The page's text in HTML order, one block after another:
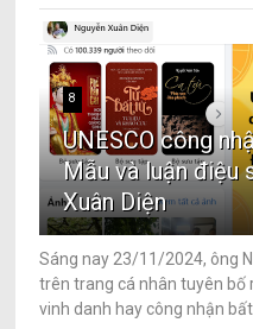
8
UNESCO công
Mẫu và luận điệu
Xuân Diện
Sáng nay 23/11/2024, ông
trên trang cá nhân tuyên bố
vinh danh hay công nhận